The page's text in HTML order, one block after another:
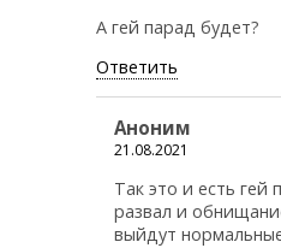
А гей парад будет?
Ответить
Аноним
21.08.2021
Так это и есть гей
развал и
выйдут